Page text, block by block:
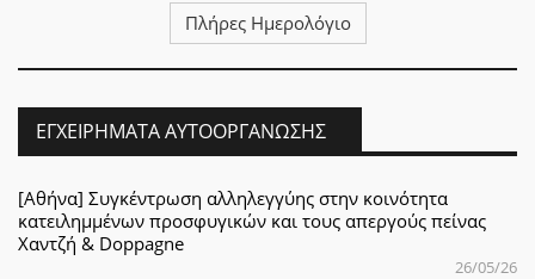
Πλήρες Ημερολόγιο
ΕΓΧΕΙΡΉΜΑΤΑ ΑΥΤΟΟΡΓΆΝΩΣΗΣ
[Αθήνα] Συγκέντρωση αλληλεγγύης στην κοινότητα
κατειλημμένων προσφυγικών και τους απεργούς πείνας
Χαντζή & Doppagne
26/05/26